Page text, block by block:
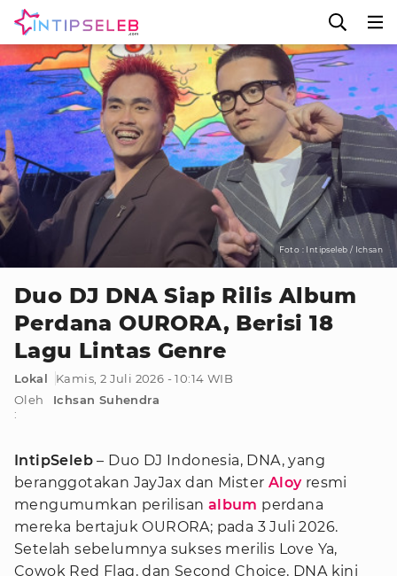
Foto : Intipseleb / Ichsan
Duo DJ DNA Siap Rilis Album
Perdana OURORA, Berisi 18
Lagu Lintas Genre
Lokal
Kamis, 2 Juli 2026 - 10:14 WIB
Oleh
:
Ichsan Suhendra
IntipSeleb – Duo DJ Indonesia, DNA, yang
beranggotakan JayJax dan Mister Aloyresmi
mengumumkan perilisan album perdana
mereka bertajuk OURORA; pada 3 Juli 2026.
Setelah sebelumnya sukses merilis Love Ya,
Cowok Red Flag, dan Second Choice, DNA kini